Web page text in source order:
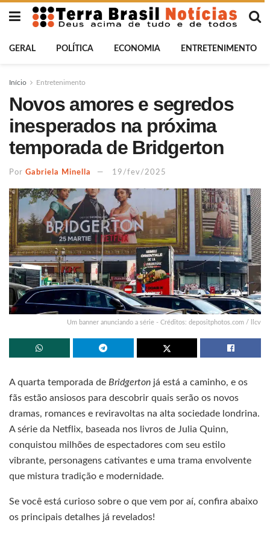
GERAL POLÍTICA ECONOMIA ENTRETENIMENTO
Início Entretenimento
Novos amores e segredos
inesperados na próxima
temporada de Bridgerton
Por Gabriela Minella 19/fev/2025
Um banner anunciando a série - Créditos: depositphotos.com / llcv
A quarta temporada de Bridgerton já está a caminho, e os
fãs estão ansiosos para descobrir quais serão os novos
dramas, romances e reviravoltas na alta sociedade londrina.
A série da Netflix, baseada nos livros de Julia Quinn,
conquistou milhões de espectadores com seu estilo
vibrante, personagens cativantes e uma trama envolvente
que mistura tradição e modernidade.
Se você está curioso sobre o que vem por aí, confira abaixo
os principais detalhes já revelados!